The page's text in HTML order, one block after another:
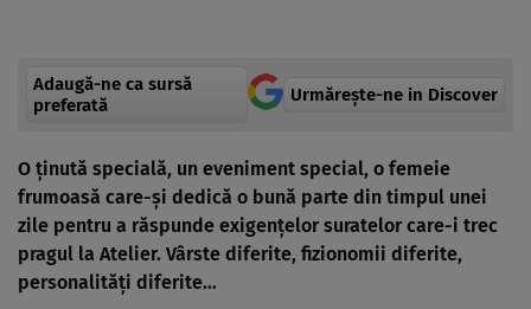
Adaugă-ne ca sursă
preferată
Urmărește-ne in Discover
O ţinută specială, un eveniment special, o femeie
frumoasă care-şi dedică o bună parte din timpul unei
zile pentru a răspunde exigenţelor suratelor care-i trec
pragul la Atelier. Vârste diferite, fizionomii diferite,
personalităţi diferite…